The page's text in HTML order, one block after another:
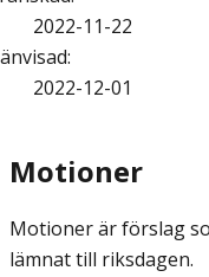
2022-11-22
:
2022-12-01
Motioner
Motioner är förslag
lämnat till riksdagen.